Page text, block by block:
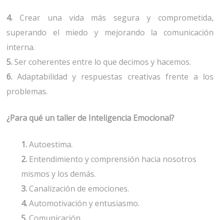
4.Crear una vida más segura y comprometida,
superando el miedo y mejorando la comunicación
interna.
5. Ser coherentes entre lo que decimos y hacemos.
6.Adaptabilidad y respuestas creativas frente a los
problemas.
¿Para qué un taller de Inteligencia Emocional?
1.Autoestima.
2. Entendimiento y comprensión hacia nosotros
mismos y los demás.
3.Canalización de emociones.
4.Automotivación y entusiasmo.